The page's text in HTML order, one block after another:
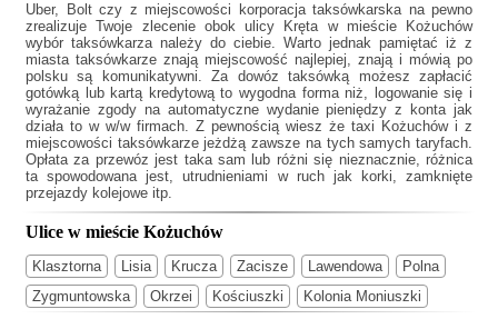
Uber, Bolt czy z miejscowości korporacja taksówkarska na pewno
zrealizuje Twoje zlecenie obok ulicy Kręta w mieście Kożuchów
wybór taksówkarza należy do ciebie. Warto jednak pamiętać iż z
miasta taksówkarze znają miejscowość najlepiej, znają i mówią po
polsku są komunikatywni. Za dowóz taksówką możesz zapłacić
gotówką lub kartą kredytową to wygodna forma niż, logowanie się i
wyrażanie zgody na automatyczne wydanie pieniędzy z konta jak
działa to w w/w firmach. Z pewnością wiesz że taxi Kożuchówi z
miejscowości taksówkarze jeżdżą zawsze na tych samych taryfach.
Opłata za przewóz jest taka sam lub różni się nieznacznie, różnica
ta spowodowana jest, utrudnieniami w ruch jak korki, zamknięte
przejazdy kolejowe itp.
Ulice w mieście Kożuchów
Klasztorna Lisia Krucza Zacisze Lawendowa
Polna
Zygmuntowska
Okrzei Kościuszki Kolonia Moniuszki